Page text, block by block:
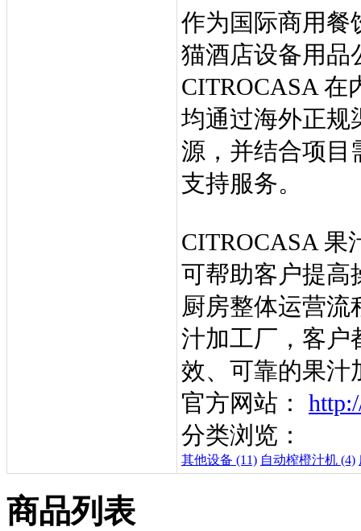
作为国际商用餐
猫酒店设备用品
CITROCASA 在
均通过海外正规
源，并结合项目
支持服务。
CITROCASA 果
可帮助客户提高
厨房整体运营流
汁加工厂，客户
效、可靠的果汁
官方网站：
分类浏览：
其他设备 (11) 自动榨橙汁机 (4)
商品列表